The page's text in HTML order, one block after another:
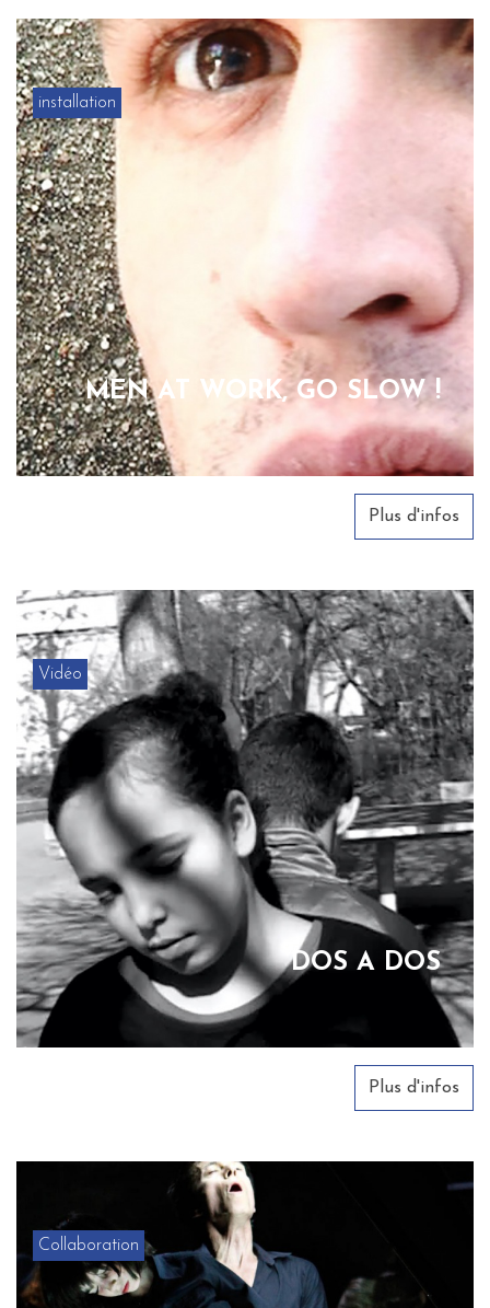
MEN AT WORK, GO SLOW !
installation
Plus d'infos
DOS A DOS
Vidéo
Plus d'infos
Collaboration